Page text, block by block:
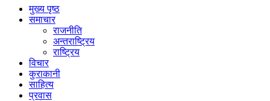
मुख्य पृष्ठ
समाचार
राजनीति
अन्तराष्ट्रिय
राष्ट्रिय
विचार
कुराकानी
साहित्य
प्रवास